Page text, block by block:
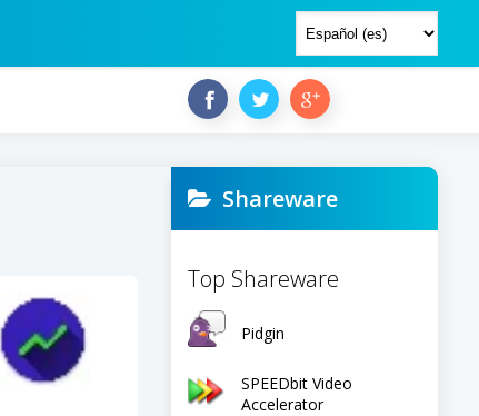
Shareware
Top Shareware
Pidgin
SPEEDbit Video
Accelerator